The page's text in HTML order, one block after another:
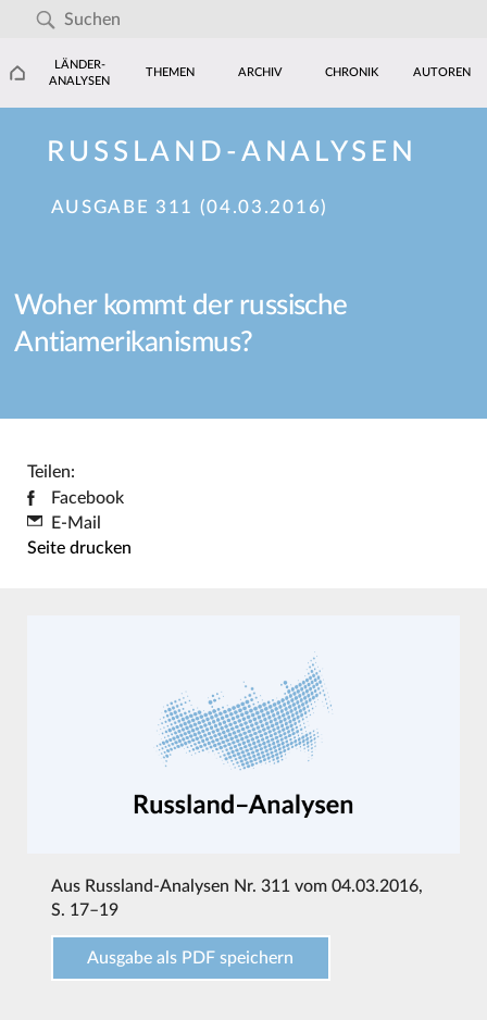
LÄNDER-
ANALYSEN
THEMEN ARCHIV CHRONIK AUTOREN
RUSSLAND-ANALYSEN
AUSGABE 311 (04.03.2016)
Woher kommt der russische
Antiamerikanismus?
Teilen:
Facebook
E-Mail
Seite drucken
Aus Russland-Analysen Nr. 311 vom 04.03.2016,
S. 17–19
Ausgabe als PDF speichern